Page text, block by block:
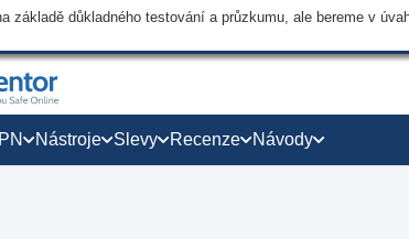
základě důkladného testování a průzkumu, ale bereme v
Nástroje Slevy Recenze Návody